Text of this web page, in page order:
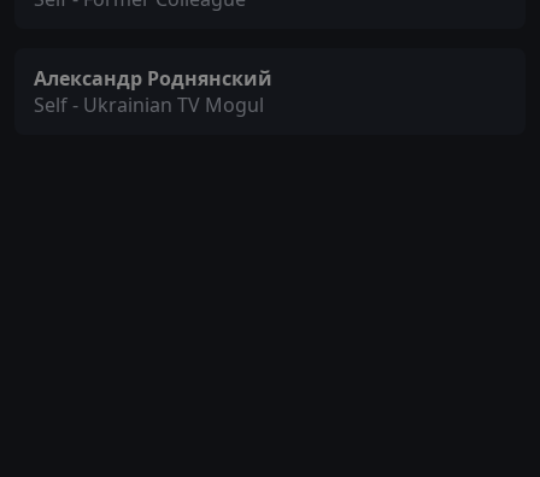
Александр Роднянский
Self - Ukrainian TV Mogul